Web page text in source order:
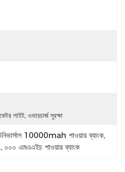
লাইট, ওভারচার্জ সুরক্ষা
10000mah পাওয়ার ব্যাংক,
, ০০০ এমএএইচ পাওয়ার ব্যাংক